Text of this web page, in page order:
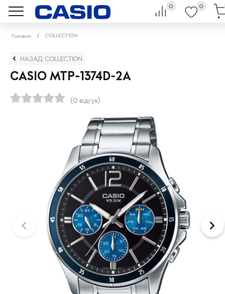
0 0
Головна COLLECTION
НАЗАД: COLLECTION
CASIO MTP-1374D-2A
(0 відгук)